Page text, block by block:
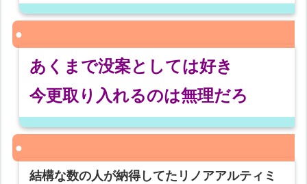
あくまで没案としては好き
今更取り入れるのは無理だろ
結構な数の人が納得してたリノアアルティミ